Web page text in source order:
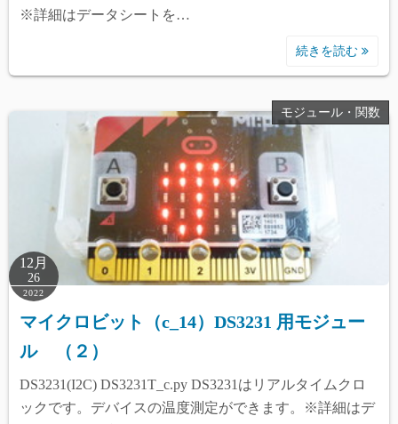
※詳細はデータシートを…
続きを読む
モジュール・関数
12月
26
2022
マイクロビット（c_14）DS3231 用モジュー
ル （２）
DS3231(I2C) DS3231T_c.py DS3231はリアルタイムクロ
ックです。デバイスの温度測定ができます。※詳細はデ